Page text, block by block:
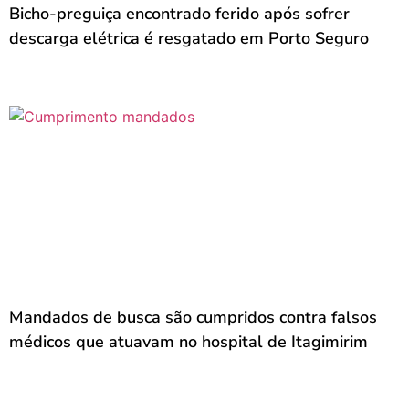
Bicho-preguiça encontrado ferido após sofrer
descarga elétrica é resgatado em Porto Seguro
Mandados de busca são cumpridos contra falsos
médicos que atuavam no hospital de Itagimirim